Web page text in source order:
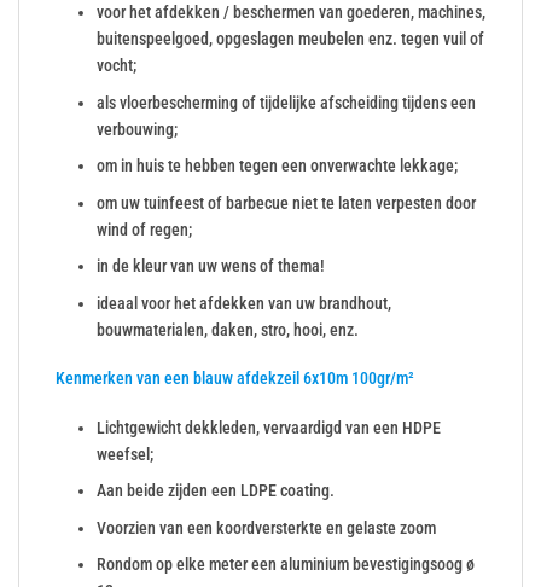
voor het afdekken / beschermen van goederen, machines,
buitenspeelgoed, opgeslagen meubelen enz. tegen vuil of
vocht;
als vloerbescherming of tijdelijke afscheiding tijdens een
verbouwing;
om in huis te hebben tegen een onverwachte lekkage;
om uw tuinfeest of barbecue niet te laten verpesten door
wind of regen;
in de kleur van uw wens of thema!
ideaal voor het afdekken van uw brandhout,
bouwmaterialen, daken, stro, hooi, enz.
Kenmerken van een blauw afdekzeil 6x10m 100gr/m²
Lichtgewicht dekkleden, vervaardigd van een HDPE
weefsel;
Aan beide zijden een LDPE coating.
Voorzien van een koordversterkte en gelaste zoom
Rondom op elke meter een aluminium bevestigingsoog ø